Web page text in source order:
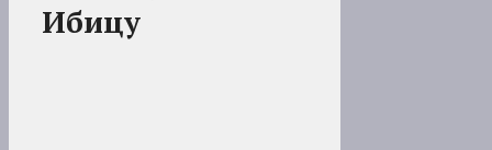
Ибицу